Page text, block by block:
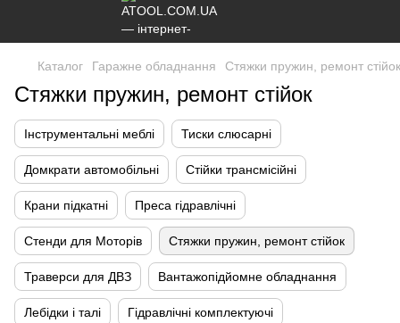
Каталог Гаражне обладнання Стяжки пружин, ремонт стійок
Стяжки пружин, ремонт стійок
Інструментальні меблі Тиски слюсарні
Домкрати автомобільні Стійки трансмісійні
Крани підкатні Преса гідравлічні
Стенди для Моторів Стяжки пружин, ремонт стійок
Траверси для ДВЗ Вантажопідйомне обладнання
Лебідки і талі Гідравлічні комплектуючі